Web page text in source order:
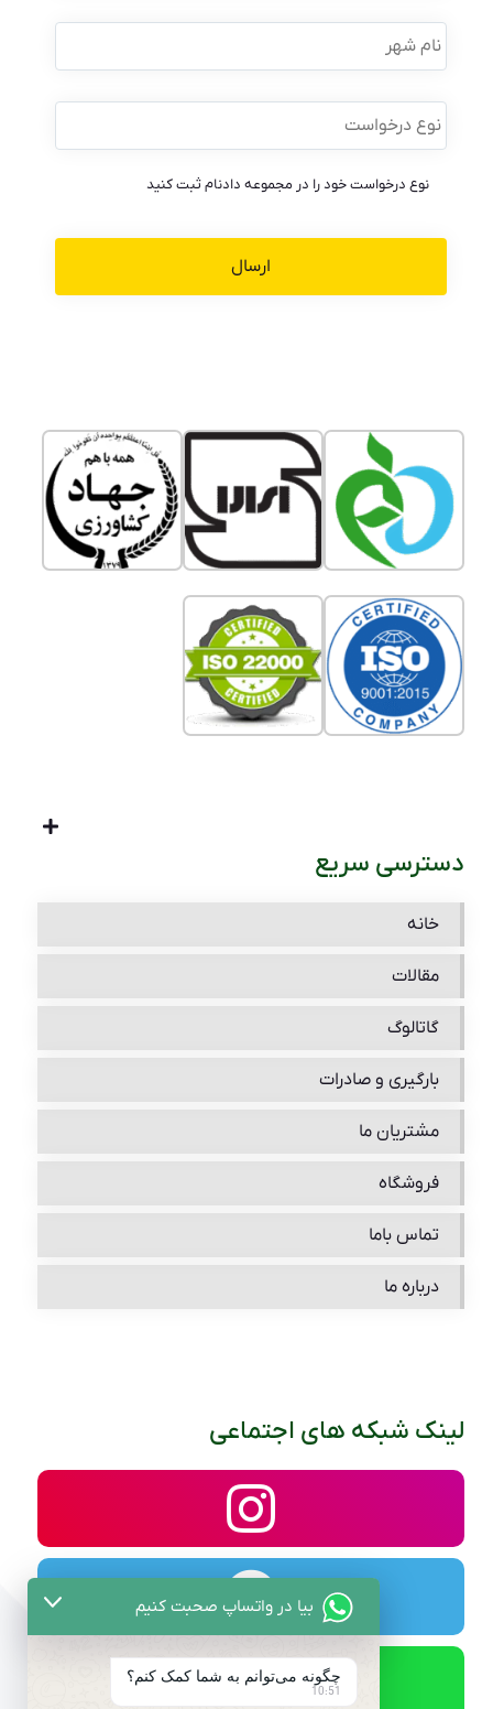
نام
شهر
نوع
درخواست *
نوع درخواست خود را در مجموعه دادنام ثبت کنید
دسترسی سریع
خانه
مقالات
گاتالوگ
بارگیری و صادرات
مشتریان ما
فروشگاه
تماس باما
درباره ما
لینک شبکه های اجتماعی
بیا در واتساپ صحبت کنیم
چگونه می‌توانم به شما کمک کنم؟
10:51